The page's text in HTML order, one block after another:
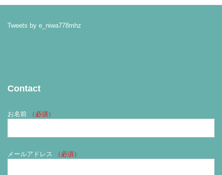
Tweets by e_niwa778mhz
Contact
お名前 （必須）
メールアドレス （必須）